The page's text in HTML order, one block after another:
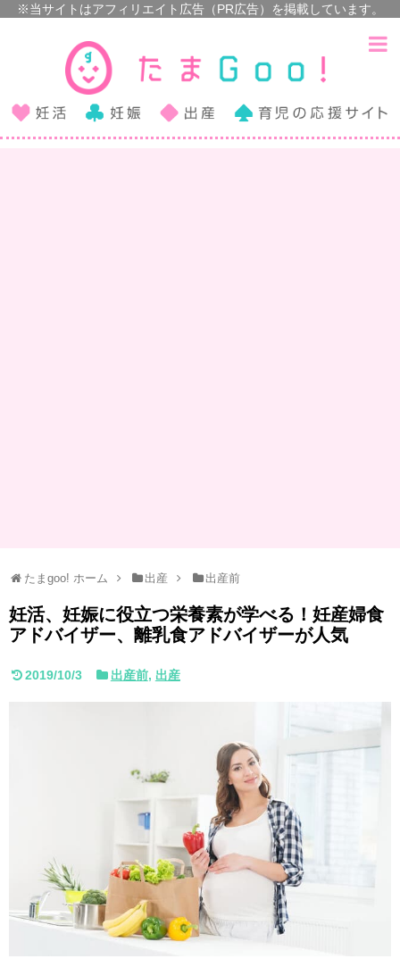
たまgoo! ホーム 出産 出産前
妊活、妊娠に役立つ栄養素が学べる！妊産婦食
アドバイザー、離乳食アドバイザーが人気
2019/10/3 出産前, 出産